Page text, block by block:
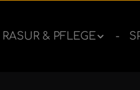
RASUR & PFLEGE